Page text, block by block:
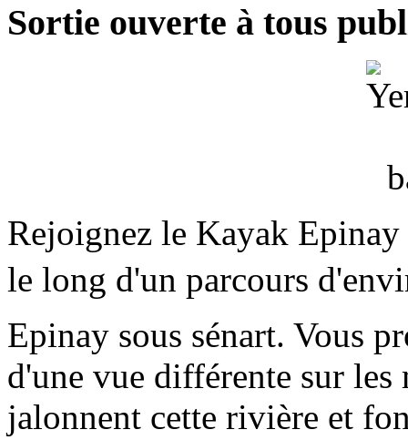
Sortie ouverte à tous
Rejoignez le Kayak
le long d'un parcours
Epinay sous sénart. Vous
d'une vue différente sur
jalonnent cette rivière et